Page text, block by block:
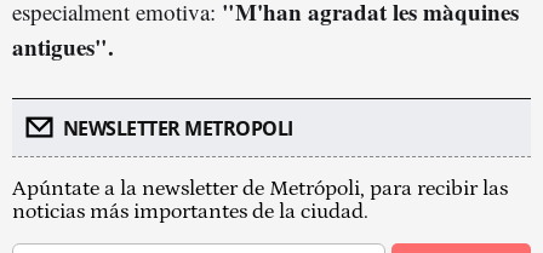
especialment emotiva: "M'han agradat les màquines
antigues".
NEWSLETTER METROPOLI
Apúntate a la newsletter de Metrópoli, para recibir las
noticias más importantes de la ciudad.